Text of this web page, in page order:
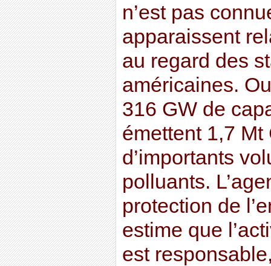
n’est pas
apparaissent
au regard des
américaines.
316 GW de
émettent 1,7 Mt
d’importants
polluants.
protection de
estime que
est